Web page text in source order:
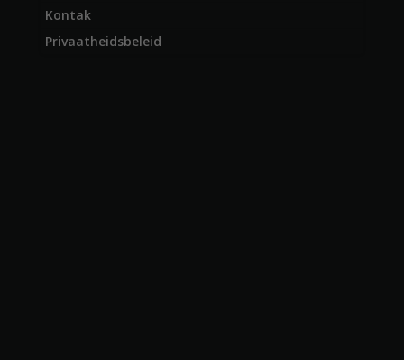
Kontak
Privaatheidsbeleid